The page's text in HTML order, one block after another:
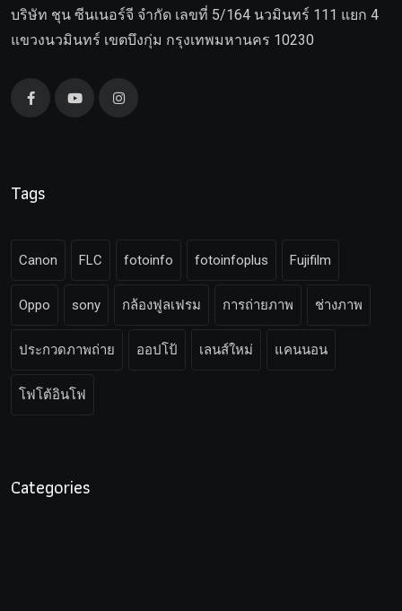
บริษัท ชุน ซีนเนอร์จี จำกัด เลขที่ 5/164 นวมินทร์ 111 แยก 4
แขวงนวมินทร์ เขตบึงกุ่ม กรุงเทพมหานคร 10230
Tags
Canon FLC fotoinfo fotoinfoplus Fujifilm
Oppo sony กล้องฟูลเฟรม การถ่ายภาพ ช่างภาพ
ประกวดภาพถ่าย ออปโป้ เลนส์ใหม่ แคนนอน
โฟโต้อินโฟ
Categories